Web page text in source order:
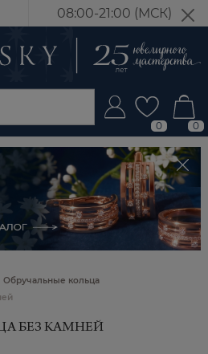
08:00-21:00 (МСК)
0 0
Обручальные кольца
БЕЗ КАМНЕЙ
дней с